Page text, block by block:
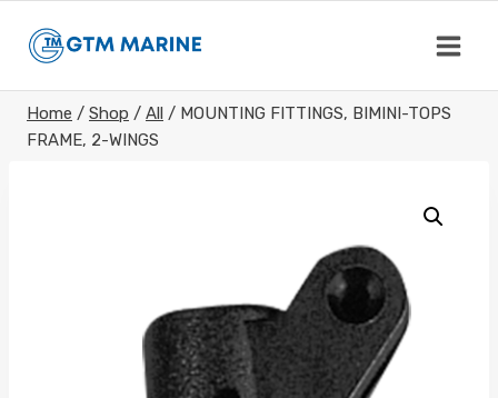
Home / Shop / All / MOUNTING FITTINGS, BIMINI-TOPS
FRAME, 2-WINGS